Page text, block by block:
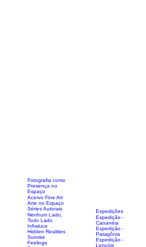
Fotografia como
Presença no
Espaço
Acervo Fine Art
Arte no Espaço
Séries Autorais
Nenhum Lado,
Todo Lado
Infraluce
Hidden Realities
Expedições
Expedição -
Cananéia
Expedição -